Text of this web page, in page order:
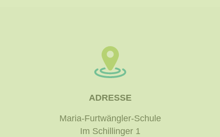
ADRESSE
Maria-Furtwängler-Schule
Im Schillinger 1